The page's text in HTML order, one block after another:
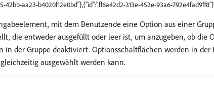
42bb-aa23-b4020f12e0bd"},{"id":"ff6a42d2-313e-452e-93a6-792e4fad9ff8"}
mit dem Benutzende eine Option aus einer
die entweder ausgefüllt oder leer ist, um anzugeben, ob die
der Gruppe deaktiviert. Optionsschaltflächen werden in
ausgewählt werden kann.